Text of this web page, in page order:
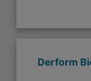
Derform